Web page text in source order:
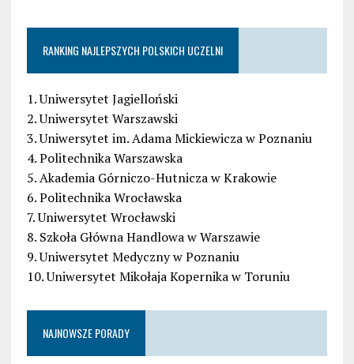
RANKING NAJLEPSZYCH POLSKICH UCZELNI
1. Uniwersytet Jagielloński
2. Uniwersytet Warszawski
3. Uniwersytet im. Adama Mickiewicza w Poznaniu
4. Politechnika Warszawska
5. Akademia Górniczo-Hutnicza w Krakowie
6. Politechnika Wrocławska
7. Uniwersytet Wrocławski
8. Szkoła Główna Handlowa w Warszawie
9. Uniwersytet Medyczny w Poznaniu
10. Uniwersytet Mikołaja Kopernika w Toruniu
NAJNOWSZE PORADY